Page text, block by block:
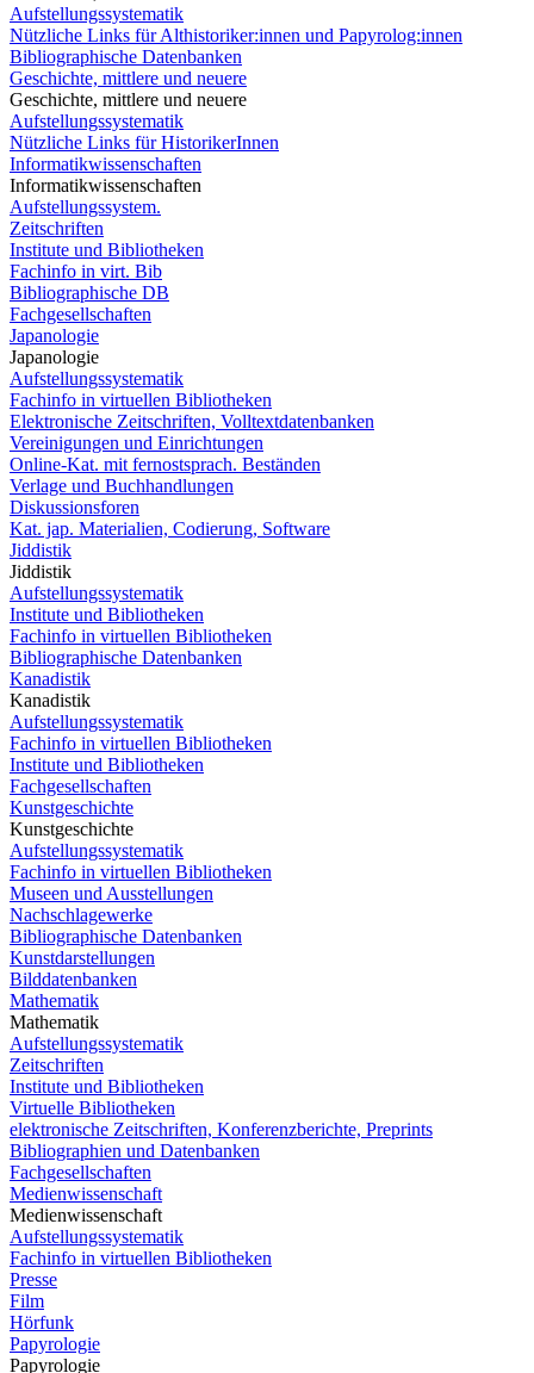
Aufstellungssystematik
Nützliche Links für Althistoriker:innen und Papyrolog:innen
Bibliographische Datenbanken
Geschichte, mittlere und neuere
Geschichte, mittlere und neuere
Aufstellungssystematik
Nützliche Links für HistorikerInnen
Informatikwissenschaften
Informatikwissenschaften
Aufstellungssystem.
Zeitschriften
Institute und Bibliotheken
Fachinfo in virt. Bib
Bibliographische DB
Fachgesellschaften
Japanologie
Japanologie
Aufstellungssystematik
Fachinfo in virtuellen Bibliotheken
Elektronische Zeitschriften, Volltextdatenbanken
Vereinigungen und Einrichtungen
Online-Kat. mit fernostsprach. Beständen
Verlage und Buchhandlungen
Diskussionsforen
Kat. jap. Materialien, Codierung, Software
Jiddistik
Jiddistik
Aufstellungssystematik
Institute und Bibliotheken
Fachinfo in virtuellen Bibliotheken
Bibliographische Datenbanken
Kanadistik
Kanadistik
Aufstellungssystematik
Fachinfo in virtuellen Bibliotheken
Institute und Bibliotheken
Fachgesellschaften
Kunstgeschichte
Kunstgeschichte
Aufstellungssystematik
Fachinfo in virtuellen Bibliotheken
Museen und Ausstellungen
Nachschlagewerke
Bibliographische Datenbanken
Kunstdarstellungen
Bilddatenbanken
Mathematik
Mathematik
Aufstellungssystematik
Zeitschriften
Institute und Bibliotheken
Virtuelle Bibliotheken
elektronische Zeitschriften, Konferenzberichte, Preprints
Bibliographien und Datenbanken
Fachgesellschaften
Medienwissenschaft
Medienwissenschaft
Aufstellungssystematik
Fachinfo in virtuellen Bibliotheken
Presse
Film
Hörfunk
Papyrologie
Papyrologie